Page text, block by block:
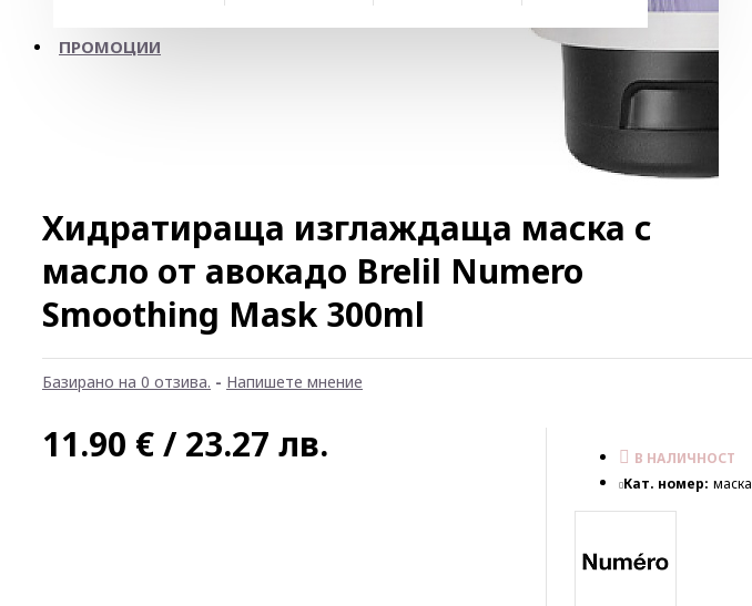
ПРОМОЦИИ
Хидратираща изглаждаща маска с
масло от авокадо Brelil Numero
Smoothing Mask 300ml
Базирано на 0 отзива. - Напишете мнение
11.90 € / 23.27 лв.
В НАЛИЧНОСТ
Кат. номер: маска